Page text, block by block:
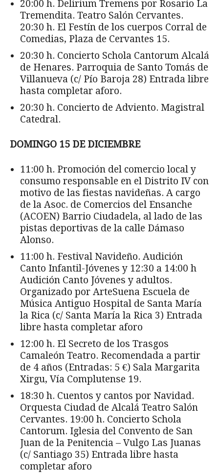
20:00 h. Delirium Tremens por Rosario La
Tremendita. Teatro Salón Cervantes.
20:30 h. El Festín de los cuerpos Corral de
Comedias, Plaza de Cervantes 15.
20:30 h. Concierto Schola Cantorum Alcalá
de Henares. Parroquia de Santo Tomás de
Villanueva (c/ Pío Baroja 28) Entrada libre
hasta completar aforo.
20:30 h. Concierto de Adviento. Magistral
Catedral.
DOMINGO 15 DE DICIEMBRE
11:00 h. Promoción del comercio local y
consumo responsable en el Distrito IV con
motivo de las fiestas navideñas. A cargo
de la Asoc. de Comercios del Ensanche
(ACOEN) Barrio Ciudadela, al lado de las
pistas deportivas de la calle Dámaso
Alonso.
11:00 h. Festival Navideño. Audición
Canto Infantil-Jóvenes y 12:30 a 14:00 h
Audición Canto Jóvenes y adultos.
Organizado por ArteSuena Escuela de
Música Antiguo Hospital de Santa María
la Rica (c/ Santa María la Rica 3) Entrada
libre hasta completar aforo
12:00 h. El Secreto de los Trasgos
Camaleón Teatro. Recomendada a partir
de 4 años (Entradas: 5 €) Sala Margarita
Xirgu, Vía Complutense 19.
18:30 h. Cuentos y cantos por Navidad.
Orquesta Ciudad de Alcalá Teatro Salón
Cervantes. 19:00 h. Concierto Schola
Cantorum. Iglesia del Convento de San
Juan de la Penitencia – Vulgo Las Juanas
(c/ Santiago 35) Entrada libre hasta
completar aforo